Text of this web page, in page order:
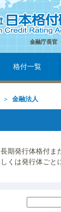
金融庁長官
格付一覧
金融法人
長期発行体格付
くは発行体ごと